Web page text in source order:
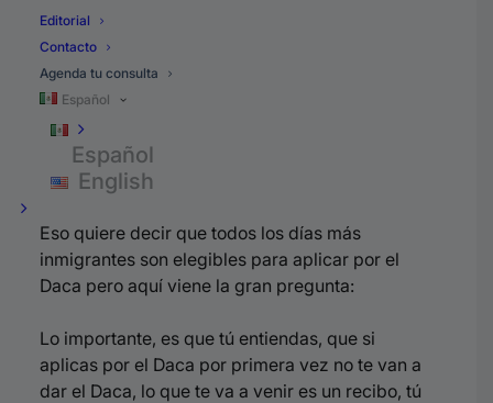
Editorial
Contacto
Agenda tu consulta
Español
Español
English
2012.
Número cuatro es que tienen que
tener por lo menos 15 años para
aplicar.
Eso quiere decir que todos los días más
inmigrantes son elegibles para aplicar por el
Daca pero aquí viene la gran pregunta:
Lo importante, es que tú entiendas, que si
aplicas por el Daca por primera vez no te van a
dar el Daca, lo que te va a venir es un recibo, tú